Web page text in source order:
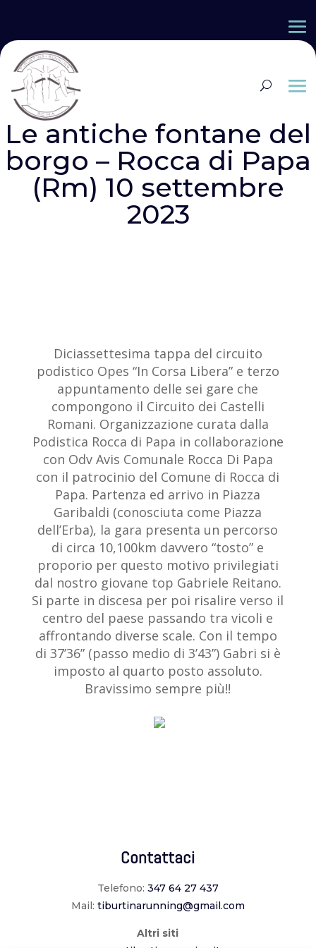
Le antiche fontane del
borgo – Rocca di Papa
(Rm) 10 settembre
2023
Diciassettesima tappa del circuito
podistico Opes “In Corsa Libera” e terzo
appuntamento delle sei gare che
compongono il Circuito dei Castelli
Romani. Organizzazione curata dalla
Podistica Rocca di Papa in collaborazione
con Odv Avis Comunale Rocca Di Papa
con il patrocinio del Comune di Rocca di
Papa. Partenza ed arrivo in Piazza
Garibaldi (conosciuta come Piazza
dell’Erba), la gara presenta un percorso
di circa 10,100km davvero “tosto” e
proporio per questo motivo privilegiati
dal nostro giovane top Gabriele Reitano.
Si parte in discesa per poi risalire verso il
centro del paese passando tra vicoli e
affrontando diverse scale. Con il tempo
di 37’36” (passo medio di 3’43”) Gabri si è
imposto al quarto posto assoluto.
Bravissimo sempre più!!
Contattaci
Telefono: 347 64 27 437
Mail: tiburtinarunning@gmail.com
Altri siti